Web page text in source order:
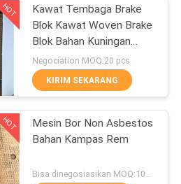
Lining
25
34
HOT
Kawat Tembaga Brake
Blok Kawat Woven Brake
Blok Bahan Kuningan
Kawat Diperkuat
Negociation MOQ:20 pcs
KIRIM SEKARANG
HOT
Mesin Bor Non Asbestos
Bahan Kampas Rem
Bisa dinegosiasikan MOQ:100 pcs